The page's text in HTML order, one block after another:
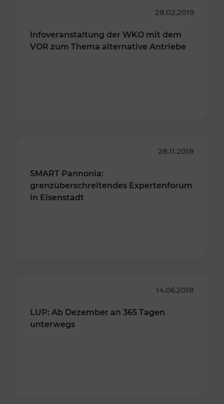
28.02.2019
Infoveranstaltung der WKO mit dem
VOR zum Thema alternative Antriebe
28.11.2018
SMART Pannonia:
grenzüberschreitendes Expertenforum
in Eisenstadt
14.06.2018
LUP: Ab Dezember an 365 Tagen
unterwegs